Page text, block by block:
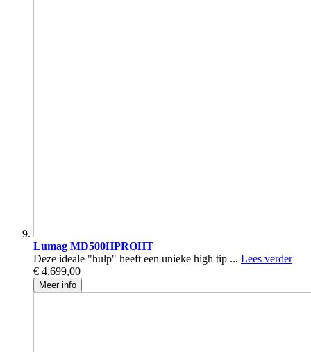
Lumag MD500HPROHT
Deze ideale "hulp" heeft een unieke high tip ... Lees verder
€ 4.699,00
Meer info